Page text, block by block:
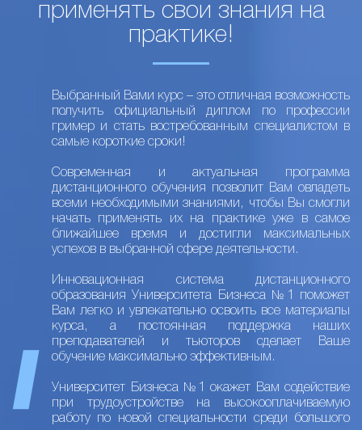
применять свои знания на
практике!
Выбранный Вами курс – это отличная возможность
получить официальный диплом по профессии
гример и стать востребованным специалистом в
самые короткие сроки!
Современная и актуальная программа
дистанционного обучения позволит Вам овладеть
всеми необходимыми знаниями, чтобы Вы смогли
начать применять их на практике уже в самое
ближайшее время и достигли максимальных
успехов в выбранной сфере деятельности.
Инновационная система дистанционного
образования Университета Бизнеса №1 поможет
Вам легко и увлекательно освоить все материалы
курса, а постоянная поддержка наших
преподавателей и тьюторов сделает Ваше
обучение максимально эффективным.
Университет Бизнеса №1 окажет Вам содействие
при трудоустройстве на высокооплачиваемую
работу по новой специальности среди большого